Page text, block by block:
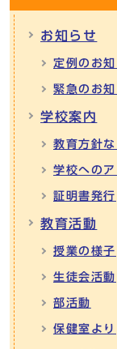
お知らせ
定例のお知
緊急のお知
学校案内
教育方針な
学校への
証明書発行
教育活動
授業の様子
生徒会活動
部活動
保健室より